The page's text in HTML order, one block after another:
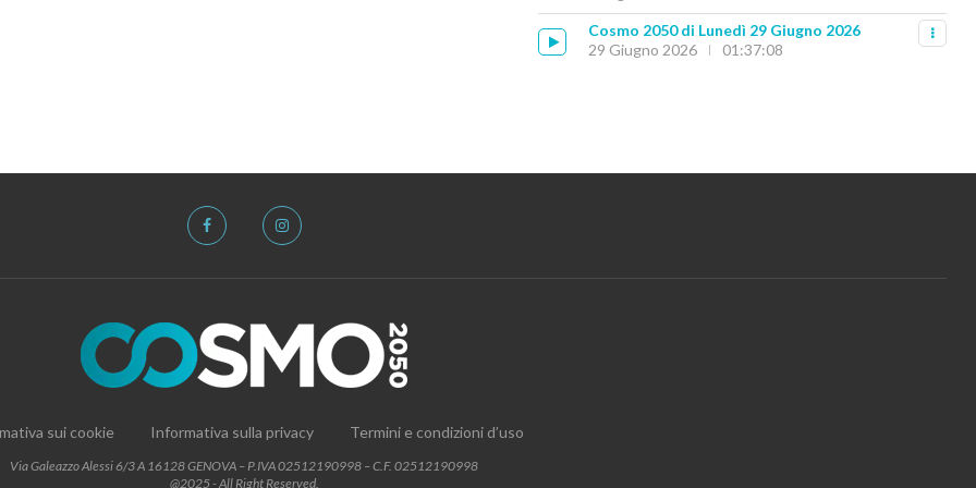
Cosmo 2050 di Lunedì 29 Giugno 2026
29 Giugno 2026
01:37:08
sui cookie Informativa sulla privacy Termini e condizioni d’uso
Via Galeazzo Alessi 6/3 A 16128 GENOVA – P.IVA 02512190998 – C.F. 02512190998
@2025 - All Right Reserved.